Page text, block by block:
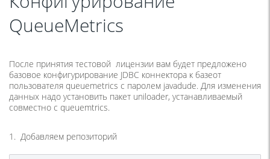
QueueMetrics
После принятия тестовой лицензии вам будет предложено
базовое конфигурирование JDBC коннектора к базеот
пользователя queuemetrics с паролем javadude. Для изменения
данных надо установить пакет uniloader, устанавливаемый
совместно с queuemtrics.
1. Добавляем репозиторий